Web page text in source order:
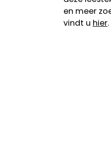
en meer
vindt u hier.